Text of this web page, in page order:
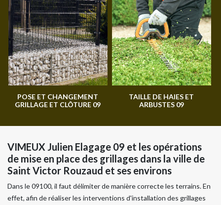
POSE ET CHANGEMENT
GRILLAGE ET CLÔTURE 09
TAILLE DE HAIES ET
ARBUSTES 09
VIMEUX Julien Elagage 09 et les opérations
de mise en place des grillages dans la ville de
Saint Victor Rouzaud et ses environs
Dans le 09100, il faut délimiter de manière correcte les terrains. En
effet, afin de réaliser les interventions d'installation des grillages